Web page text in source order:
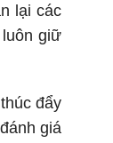
lại các
giữ
đẩy
giá